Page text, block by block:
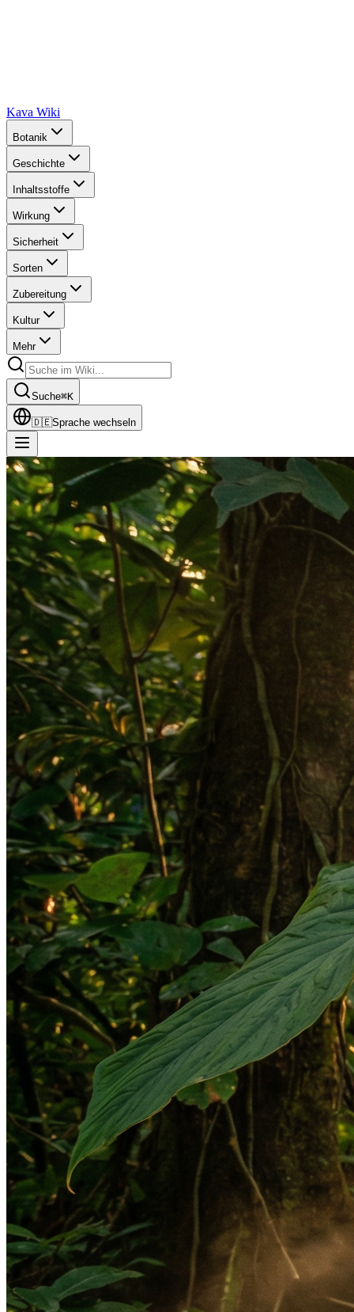
Kava Wiki
Botanik
Geschichte
Inhaltsstoffe
Wirkung
Sicherheit
Sorten
Zubereitung
Kultur
Mehr
Suche⌘K
🇩🇪Sprache wechseln